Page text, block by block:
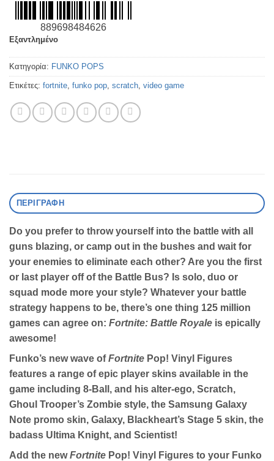
889698484626
Εξαντλημένο
Κατηγορία: FUNKO POPS
Ετικέτες: fortnite funko pop scratch video game
ΠΕΡΙΓΡΑΦΉ
Do you prefer to throw yourself into the battle with all
guns blazing, or camp out in the bushes and wait for
your enemies to eliminate each other? Are you the first
or last player off of the Battle Bus? Is solo, duo or
squad mode more your style? Whatever your battle
strategy happens to be, there’s one thing 125 million
games can agree on: Fortnite: Battle Royale is epically
awesome!
Funko’s new wave ofFortnite Pop! Vinyl Figures
features a range of epic player skins available in the
game including 8-Ball, and his alter-ego, Scratch,
Ghoul Trooper’s Zombie style, the Samsung Galaxy
Note promo skin, Galaxy, Blackheart’s Stage 5 skin, the
badass Ultima Knight, and Scientist!
Add the newFortnite Pop! Vinyl Figures to your Funko